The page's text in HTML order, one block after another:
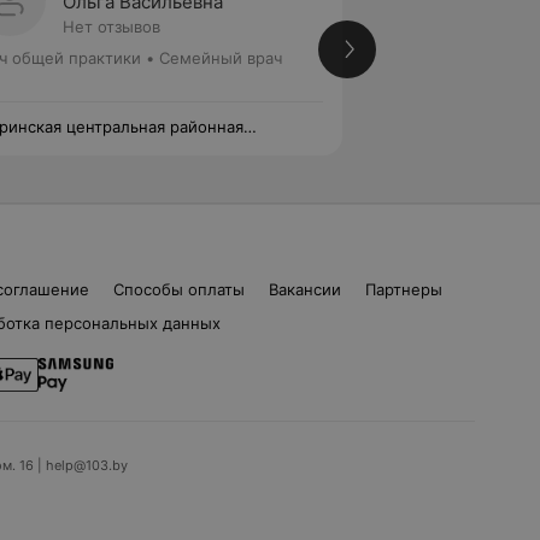
Нет отзывов
общей практики • Семейный врач
центральная районная
Способы оплаты Вакансии
Партнеры
персональных данных
16 | help@103.by